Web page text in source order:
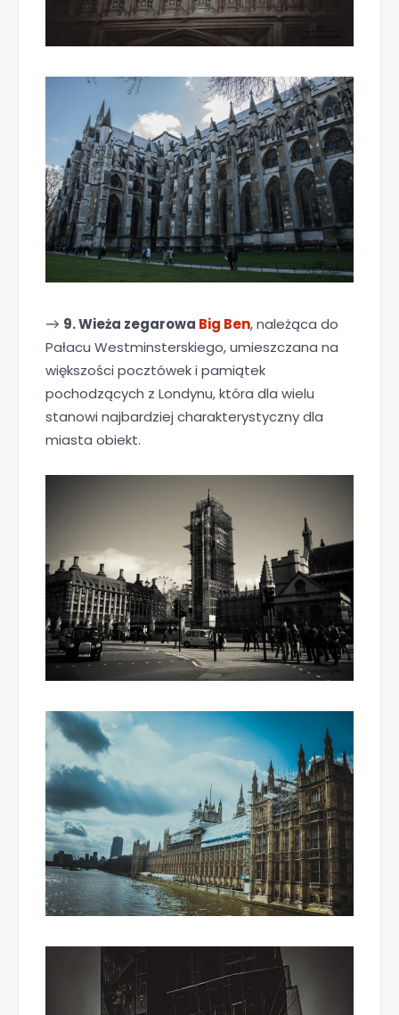
→ 9. Wieża zegarowa Big Ben, należąca do
Pałacu Westminsterskiego, umieszczana na
większości pocztówek i pamiątek
pochodzących z Londynu, która dla wielu
stanowi najbardziej charakterystyczny dla
miasta obiekt.